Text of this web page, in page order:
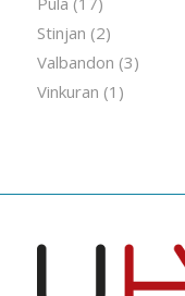
Stinjan (2)
Valbandon (3)
Vinkuran (1)